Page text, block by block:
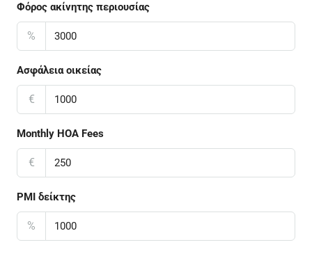
Φόρος ακίνητης περιουσίας
%
Ασφάλεια οικείας
€
Monthly HOA Fees
€
PMI δείκτης
%